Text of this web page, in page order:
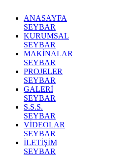
ANASAYFA
SEYBAR
KURUMSAL
SEYBAR
MAKİNALAR
SEYBAR
PROJELER
SEYBAR
GALERİ
SEYBAR
S.S.S.
SEYBAR
VİDEOLAR
SEYBAR
İLETİŞİM
SEYBAR